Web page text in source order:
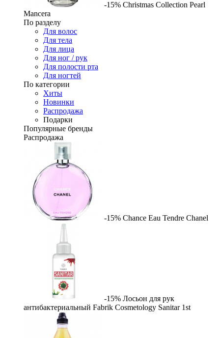
-15% Christmas Collection Pearl
Mancera
По разделу
Для волос
Для тела
Для лица
Для ног / рук
Для полости рта
Для ногтей
По категории
Хиты
Новинки
Распродажа
Подарки
Популярные бренды
Распродажа
-15% Chance Eau Tendre Chanel
-15% Лосьон для рук
антибактериальный Fabrik Cosmetology Sanitar 1st